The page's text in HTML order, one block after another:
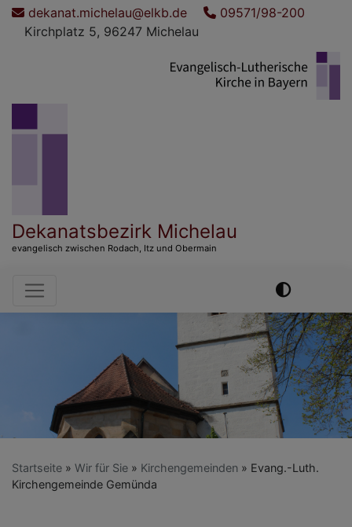
Direktdekanat.michelau@elkb.de
09571/98-200
Kirchplatz 5, 96247 Michelau
Dekanatsbezirk Michelau
evangelisch zwischen Rodach, Itz und Obermain
Hauptnavigation
Startseite Wir für Sie Kirchengemeinden
Evang.-Luth.
Kirchengemeinde Gemünda